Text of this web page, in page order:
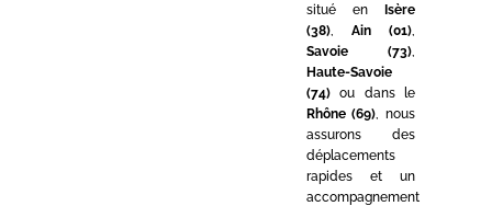
situé en
Isère
(38), Ain (01),
Savoie (73),
Haute-Savoie
(74)ou dans le
Rhône (69), nous
assurons des
déplacements
rapides et un
accompagnement